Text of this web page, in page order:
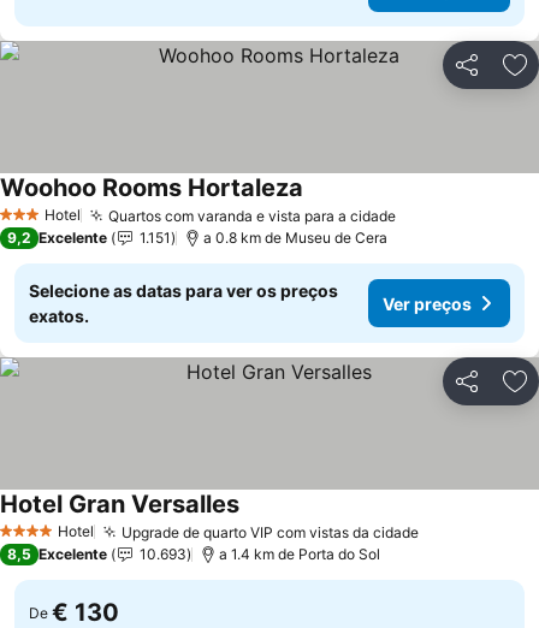
Partilhar
3 EstrelasHotel Quartos com varanda e vista para a cidade
Woohoo Rooms Hortaleza
9,2 Excelente 1.151 a 0.8 km de Museu de Cera
Selecione as datas para ver os preços
exatos.
Ver preços
Partilhar
4 EstrelasHotel Upgrade de quarto VIP com vistas da cidade
Hotel Gran Versalles
8,5 Excelente 10.693 a 1.4 km de Porta do Sol
De € 130